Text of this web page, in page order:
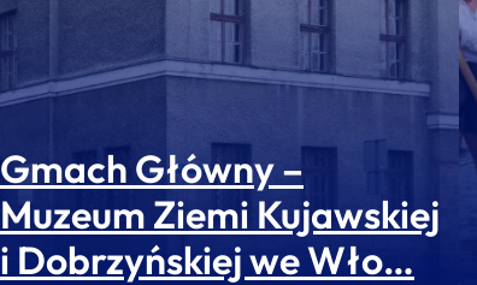
Gmach Główny –
Muzeum Ziemi Kujawskiej
i Dobrzyńskiej we Wło…